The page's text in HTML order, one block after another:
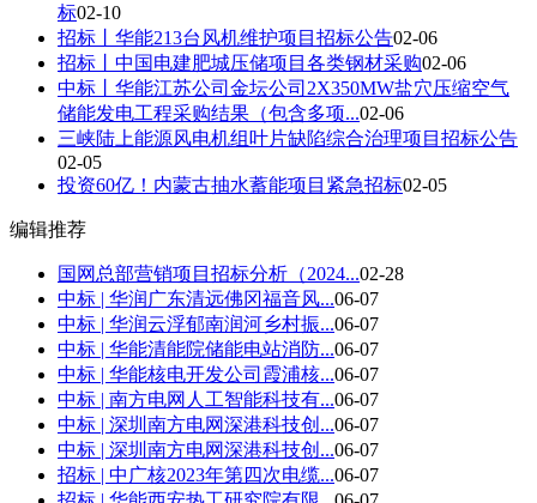
标02-10
招标丨华能213台风机维护项目招标公告02-06
招标丨中国电建肥城压储项目各类钢材采购02-06
中标丨华能江苏公司金坛公司2X350MW盐穴压缩空气
储能发电工程采购结果（包含多项...02-06
三峡陆上能源风电机组叶片缺陷综合治理项目招标公告
02-05
投资60亿！内蒙古抽水蓄能项目紧急招标02-05
编辑推荐
国网总部营销项目招标分析（2024...02-28
中标 | 华润广东清远佛冈福音风...06-07
中标 | 华润云浮郁南润河乡村振...06-07
中标 | 华能清能院储能电站消防...06-07
中标 | 华能核电开发公司霞浦核...06-07
中标 | 南方电网人工智能科技有...06-07
中标 | 深圳南方电网深港科技创...06-07
中标 | 深圳南方电网深港科技创...06-07
招标 | 中广核2023年第四次电缆...06-07